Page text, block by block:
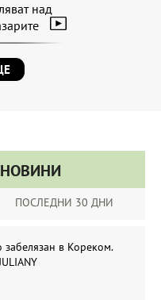
над
ПОСЛЕДНИ 30 ДНИ
забелязан в Кореком.